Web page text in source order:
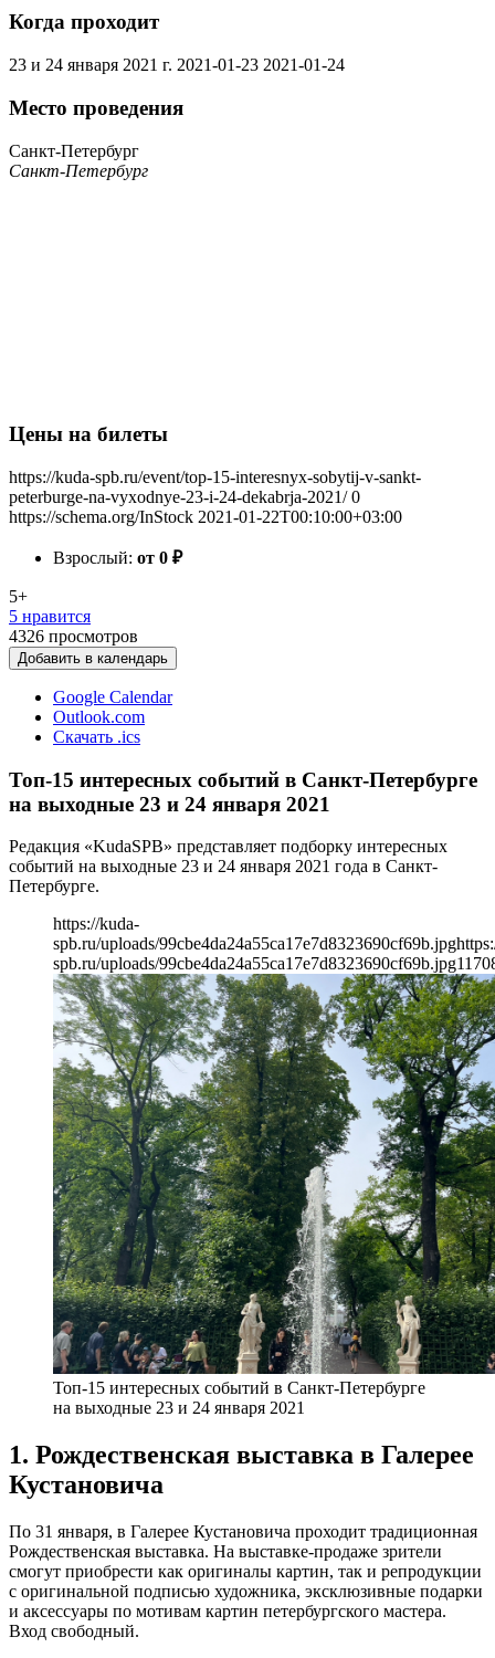
Когда проходит
23 и 24 января 2021 г. 2021-01-23 2021-01-24
Место проведения
Санкт-Петербург
Санкт-Петербург
Цены на билеты
https://kuda-spb.ru/event/top-15-interesnyx-sobytij-v-sankt-
peterburge-na-vyxodnye-23-i-24-dekabrja-2021/ 0
https://schema.org/InStock 2021-01-22T00:10:00+03:00
Взрослый: от 0 ₽
5+
5 нравится
4326 просмотров
Добавить в календарь
Google Calendar
Outlook.com
Скачать .ics
Топ-15 интересных событий в Санкт-Петербурге
на выходные 23 и 24 января 2021
Редакция «KudaSPB» представляет подборку интересных
событий на выходные 23 и 24 января 2021 года в Санкт-
Петербурге.
https://kuda-
spb.ru/uploads/99cbe4da24a55ca17e7d8323690cf69b.jpg
spb.ru/uploads/99cbe4da24a55ca17e7d8323690cf69b.jpg1170
Топ-15 интересных событий в Санкт-Петербурге
на выходные 23 и 24 января 2021
1. Рождественская выставка в Галерее
Кустановича
По 31 января, в Галерее Кустановича проходит традиционная
Рождественская выставка. На выставке-продаже зрители
смогут приобрести как оригиналы картин, так и репродукции
с оригинальной подписью художника, эксклюзивные подарки
и аксессуары по мотивам картин петербургского мастера.
Вход свободный.